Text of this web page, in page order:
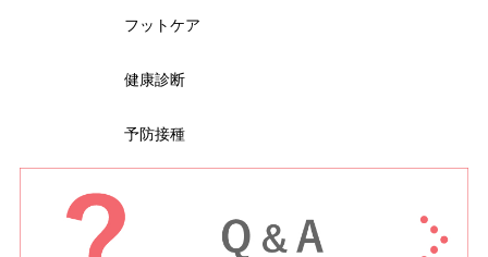
フットケア
健康診断
予防接種